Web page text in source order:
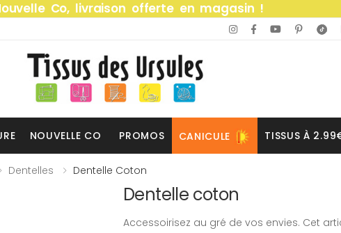
Co, livraison offerte en magasin !
NOUVELLE CO PROMOS CANICULE TISSUS À
Dentelles Dentelle Coton
Dentelle coton
Accessoirisez au gré de vos envies. Cet